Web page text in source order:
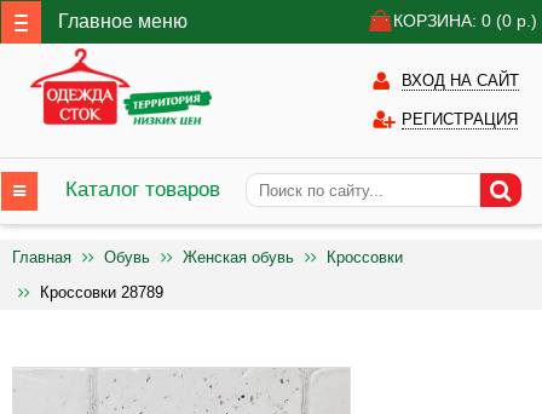
Главное меню КОРЗИНА: 0 (0 р.)
ВХОД НА САЙТ
РЕГИСТРАЦИЯ
Каталог товаров
Главная Обувь Женская обувь
Кроссовки
Кроссовки 28789